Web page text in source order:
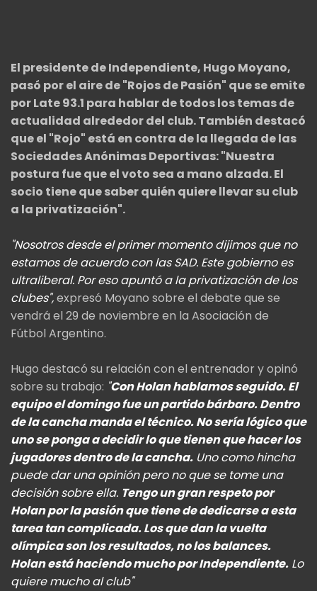
El presidente de Independiente, Hugo Moyano,
pasó por el aire de "Rojos de Pasión" que se emite
por Late 93.1 para hablar de todos los temas de
actualidad alrededor del club. También destacó
que el "Rojo" está en contra de la llegada de las
Sociedades Anónimas Deportivas: "Nuestra
postura fue que el voto sea a mano alzada. El
socio tiene que saber quién quiere llevar su club
a la privatización".
"Nosotros desde el primer momento dijimos que no
estamos de acuerdo con las SAD. Este gobierno es
ultraliberal. Por eso apuntó a la privatización de los
clubes",expresó Moyano sobre el debate que se
vendrá el 29 de noviembre en la Asociación de
Fútbol Argentino.
Hugo destacó su relación con el entrenador y opinó
sobre su trabajo: "Con Holan hablamos seguido. El
equipo el domingo fue un partido bárbaro.Dentro
de la cancha manda el técnico. No sería lógico que
uno se ponga a decidir lo que tienen que hacer los
jugadores dentro de la cancha. Uno como hincha
puede dar una opinión pero no que se tome una
decisión sobre ella. Tengo un gran respeto por
Holan por la pasión que tiene de dedicarse a esta
tarea tan complicada. Los que dan la vuelta
olímpica son los resultados, no los balances.
Holan está haciendo mucho por Independiente. Lo
quiere mucho al club"